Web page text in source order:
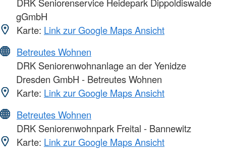
gGmbH
Karte: Link zur Google Maps Ansicht
Betreutes Wohnen
DRK Seniorenwohnanlage an der Yenidze
Dresden GmbH - Betreutes Wohnen
Karte: Link zur Google Maps Ansicht
Betreutes Wohnen
DRK Seniorenwohnpark Freital - Bannewitz
Karte: Link zur Google Maps Ansicht